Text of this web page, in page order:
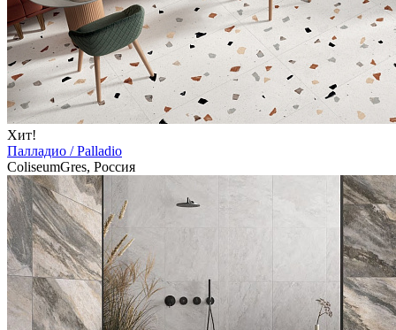
Хит!
Палладио / Palladio
ColiseumGres, Россия